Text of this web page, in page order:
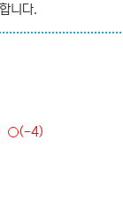
니다.
(-4)